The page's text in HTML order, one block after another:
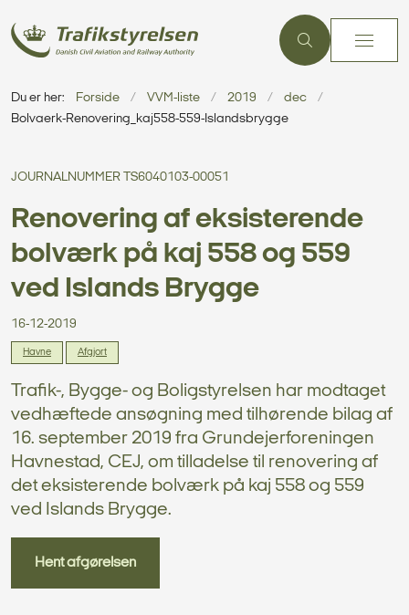
Du er her: Forside VVM-liste 2019
dec
Bolvaerk-Renovering_kaj558-559-Islandsbrygge
JOURNALNUMMER TS6040103-00051
Renovering af eksisterende
bolværk på kaj 558 og 559
ved Islands Brygge
16-12-2019
Havne Afgjort
Trafik-, Bygge- og Boligstyrelsen har modtaget
vedhæftede ansøgning med tilhørende bilag af
16. september 2019 fra Grundejerforeningen
Havnestad, CEJ, om tilladelse til renovering af
det eksisterende bolværk på kaj 558 og 559
ved Islands Brygge.
Hent afgørelsen